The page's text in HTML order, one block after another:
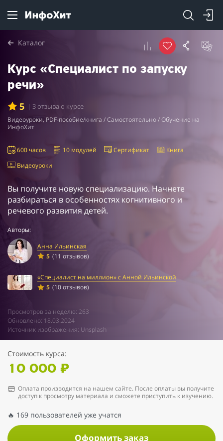
Каталог
Курс «Специалист по запуску
речи»
5 | 3 отзыва о курсе
Видеоуроки, PDF-пособие/книга / Самостоятельно / Обучение на
ИнфоХит
600 часов 10 модулей Сертификат
Книга
Видеоуроки
Вы получите новую специализацию. Начнете
разбираться в особенностях когнитивного и
речевого развития детей.
Авторы:
Анна Ильинская
5 (11 отзывов)
«Специалист на миллион» с Анной Ильинской
5 (10 отзывов)
Просмотров за неделю: 263
Обновлено: 18.03.2024
Источник изображения: Unsplash
Стоимость курса:
10 000 ₽
Оплата производится на нашем сайте. После оплаты вы получите
доступ к просмотру материала и сможете приступить к изучению.
🔥 169 пользователей уже учатся
Оформить заказ